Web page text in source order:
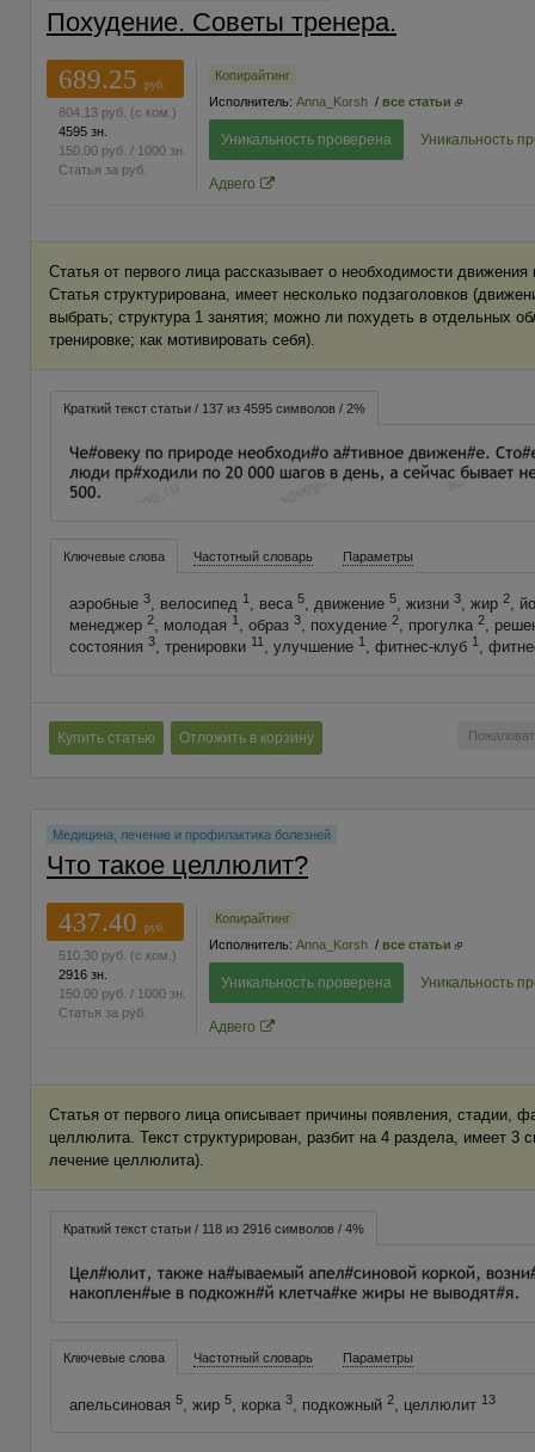
Похудение. Советы тренера.
689.25
руб.
804.13 руб. (с ком.)
4595 зн.
150.00 руб. / 1000 зн.
Статья за руб.
Копирайтинг
Исполнитель: Anna_Korsh / все статьи
Уникальность проверена Уникальность
Адвего
Статья от первого лица рассказывает о необходимости
Статья структурирована, имеет несколько подзаголовков
выбрать; структура 1 занятия; можно ли похудеть в отдельных
тренировке; как мотивировать себя).
Краткий текст статьи / 137 из 4595 символов / 2%
Ключевые слова Частотный словарь Параметры
аэробные 3, велосипед 1, веса 5, движение 5, жизни 3, жир 2,
менеджер 2, молодая 1, образ 3, похудение 2, прогулка 2,
состояния 3, тренировки 11 , улучшение 1 , фитнес-клуб 1 ,
Купить статью Отложить в корзину
Медицина, лечение и профилактика болезней
Что такое целлюлит?
437.40
руб.
510.30 руб. (с ком.)
2916 зн.
150.00 руб. / 1000 зн.
Статья за руб.
Копирайтинг
Исполнитель: Anna_Korsh / все статьи
Уникальность проверена Уникальность
Адвего
Статья от первого лица описывает причины появления, стадии,
целлюлита. Текст структурирован, разбит на 4 раздела, имеет 3
лечение целлюлита).
Краткий текст статьи / 118 из 2916 символов / 4%
Ключевые слова Частотный словарь Параметры
апельсиновая 5, жир 5, корка 3, подкожный 2, целлюлит 13